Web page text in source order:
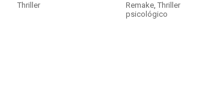
Thriller Remake, Thriller
psicológico